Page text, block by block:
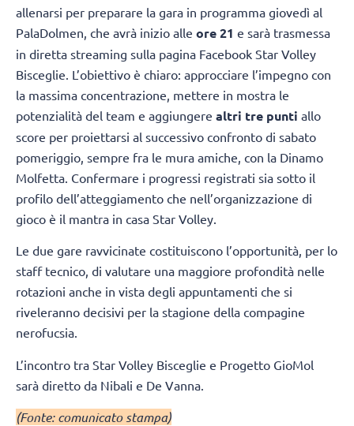
allenarsi per preparare la gara in programma giovedì al
PalaDolmen, che avrà inizio alle ore 21 e sarà trasmessa
in diretta streaming sulla pagina Facebook Star Volley
Bisceglie. L’obiettivo è chiaro: approcciare l’impegno con
la massima concentrazione, mettere in mostra le
potenzialità del team e aggiungere altri tre punti allo
score per proiettarsi al successivo confronto di sabato
pomeriggio, sempre fra le mura amiche, con la Dinamo
Molfetta. Confermare i progressi registrati sia sotto il
profilo dell’atteggiamento che nell’organizzazione di
gioco è il mantra in casa Star Volley.
Le due gare ravvicinate costituiscono l’opportunità, per lo
staff tecnico, di valutare una maggiore profondità nelle
rotazioni anche in vista degli appuntamenti che si
riveleranno decisivi per la stagione della compagine
nerofucsia.
L’incontro tra Star Volley Bisceglie e Progetto GioMol
sarà diretto da Nibali e De Vanna.
(Fonte: comunicato stampa)